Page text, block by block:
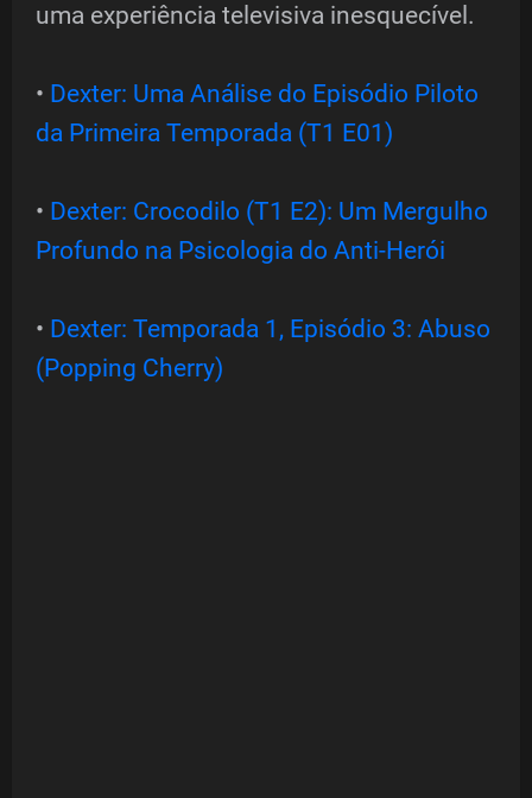
uma experiência televisiva inesquecível.
• Dexter: Uma Análise do Episódio Piloto
da Primeira Temporada (T1 E01)
• Dexter: Crocodilo (T1 E2): Um Mergulho
Profundo na Psicologia do Anti-Herói
• Dexter: Temporada 1, Episódio 3: Abuso
(Popping Cherry)